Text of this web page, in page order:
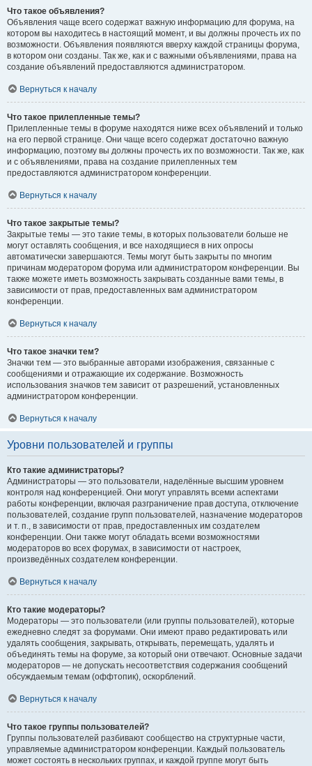
Что такое объявления?
Объявления чаще всего содержат важную информацию для форума, на
котором вы находитесь в настоящий момент, и вы должны прочесть их по
возможности. Объявления появляются вверху каждой страницы форума,
в котором они созданы. Так же, как и с важными объявлениями, права на
создание объявлений предоставляются администратором.
Вернуться к началу
Что такое прилепленные темы?
Прилепленные темы в форуме находятся ниже всех объявлений и только
на его первой странице. Они чаще всего содержат достаточно важную
информацию, поэтому вы должны прочесть их по возможности. Так же, как
и с объявлениями, права на создание прилепленных тем
предоставляются администратором конференции.
Вернуться к началу
Что такое закрытые темы?
Закрытые темы — это такие темы, в которых пользователи больше не
могут оставлять сообщения, и все находящиеся в них опросы
автоматически завершаются. Темы могут быть закрыты по многим
причинам модератором форума или администратором конференции. Вы
также можете иметь возможность закрывать созданные вами темы, в
зависимости от прав, предоставленных вам администратором
конференции.
Вернуться к началу
Что такое значки тем?
Значки тем — это выбранные авторами изображения, связанные с
сообщениями и отражающие их содержание. Возможность
использования значков тем зависит от разрешений, установленных
администратором конференции.
Вернуться к началу
Уровни пользователей и группы
Кто такие администраторы?
Администраторы — это пользователи, наделённые высшим уровнем
контроля над конференцией. Они могут управлять всеми аспектами
работы конференции, включая разграничение прав доступа, отключение
пользователей, создание групп пользователей, назначение модераторов
и т. п., в зависимости от прав, предоставленных им создателем
конференции. Они также могут обладать всеми возможностями
модераторов во всех форумах, в зависимости от настроек,
произведённых создателем конференции.
Вернуться к началу
Кто такие модераторы?
Модераторы — это пользователи (или группы пользователей), которые
ежедневно следят за форумами. Они имеют право редактировать или
удалять сообщения, закрывать, открывать, перемещать, удалять и
объединять темы на форуме, за который они отвечают. Основные задачи
модераторов — не допускать несоответствия содержания сообщений
обсуждаемым темам (оффтопик), оскорблений.
Вернуться к началу
Что такое группы пользователей?
Группы пользователей разбивают сообщество на структурные части,
управляемые администратором конференции. Каждый пользователь
может состоять в нескольких группах, и каждой группе могут быть